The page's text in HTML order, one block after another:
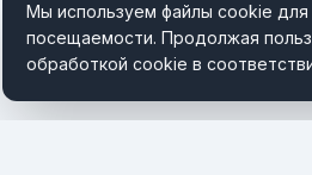
Мы используем файлы cookie для
посещаемости. Продолжая
обработкой cookie в